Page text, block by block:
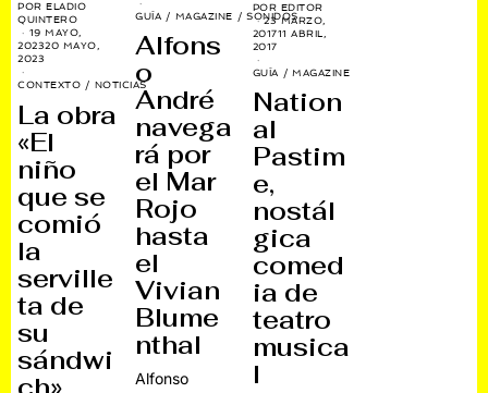
PORELADIO
QUINTERO
19 MAYO,
202320 MAYO,
2023
CONTEXTO / NOTICIAS
La obra
«El
niño
que se
comió
la
serville
ta de
su
sándwi
GUÍA / MAGAZINE / SONIDOS
Alfons
o
André
navega
rá por
el Mar
Rojo
hasta
el
Vivian
Blume
nthal
Alfonso
POR EDITOR
23 MARZO,
201711 ABRIL,
2017
GUÍA / MAGAZINE
Nation
al
Pastim
e,
nostál
gica
comed
ia de
teatro
musica
l